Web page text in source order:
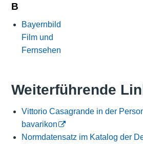
B
Bayernbild
Film und
Fernsehen
Weiterführende
Vittorio Casagrande in der
bavarikon
Normdatensatz im Katalog der